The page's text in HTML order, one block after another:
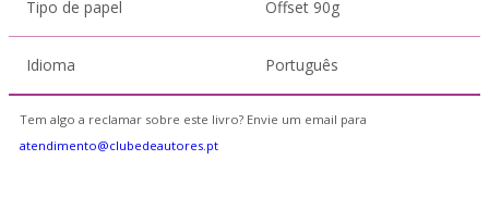
Tipo de papel Offset 90g
Idioma Português
Tem algo a reclamar sobre este livro? Envie um email para
atendimento@clubedeautores.pt